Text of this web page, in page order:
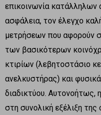
επικοινωνία κατάλληλων
ασφάλεια, τον έλεγχο
μετρήσεων που αφορούν
των βασικότερων
κτιρίων (λεβητοστάσιο
ανελκυστήρας) και
διαδικτύου. Αυτονοήτως,
στη συνολική εξέλιξη